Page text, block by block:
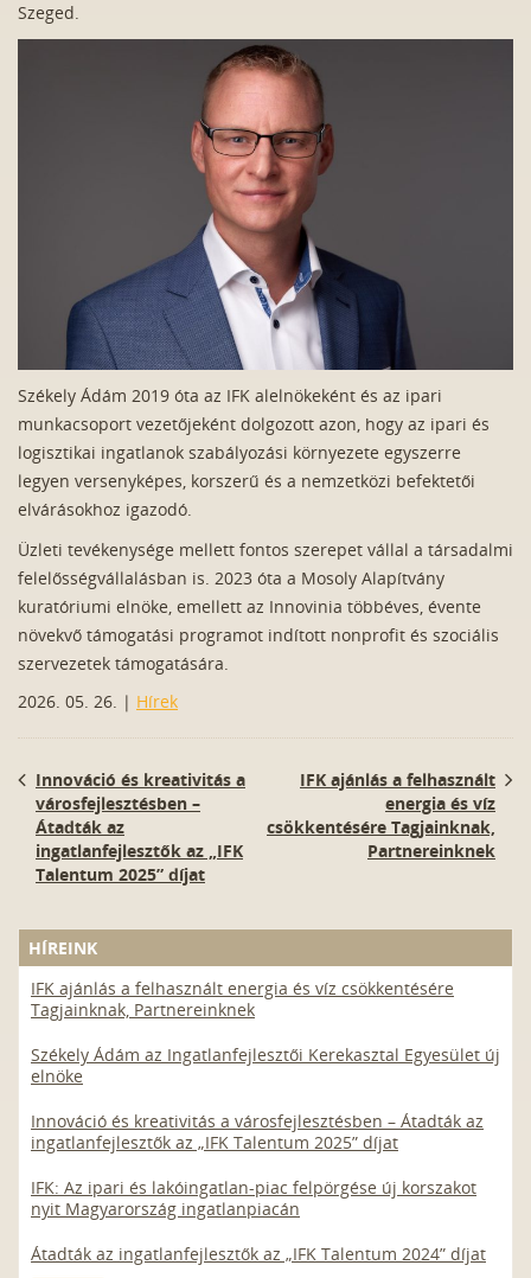
Szeged.
Székely Ádám 2019 óta az IFK alelnökeként és az ipari
munkacsoport vezetőjeként dolgozott azon, hogy az ipari és
logisztikai ingatlanok szabályozási környezete egyszerre
legyen versenyképes, korszerű és a nemzetközi befektetői
elvárásokhoz igazodó.
Üzleti tevékenysége mellett fontos szerepet vállal a társadalmi
felelősségvállalásban is. 2023 óta a Mosoly Alapítvány
kuratóriumi elnöke, emellett az Innovinia többéves, évente
növekvő támogatási programot indított nonprofit és szociális
szervezetek támogatására.
2026. 05. 26. | Hírek
Innováció és kreativitás a
városfejlesztésben –
Átadták az
ingatlanfejlesztők az „IFK
Talentum 2025” díjat
IFK ajánlás a felhasznált
energia és víz
csökkentésére Tagjainknak,
Partnereinknek
HÍREINK
IFK ajánlás a felhasznált energia és víz csökkentésére
Tagjainknak, Partnereinknek
Székely Ádám az Ingatlanfejlesztői Kerekasztal Egyesület új
elnöke
Innováció és kreativitás a városfejlesztésben – Átadták az
ingatlanfejlesztők az „IFK Talentum 2025” díjat
IFK: Az ipari és lakóingatlan-piac felpörgése új korszakot
nyit Magyarország ingatlanpiacán
Átadták az ingatlanfejlesztők az „IFK Talentum 2024” díjat